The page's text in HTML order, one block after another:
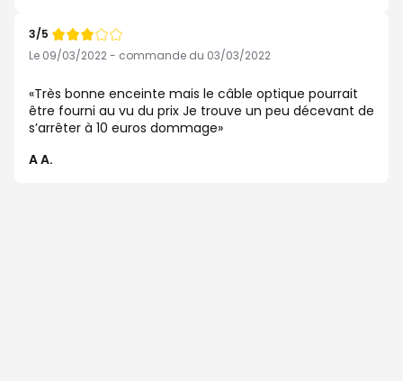
Note
de
3/5
Le 09/03/2022 - commande du 03/03/2022
Très bonne enceinte mais le câble optique pourrait
être fourni au vu du prix Je trouve un peu décevant de
s’arrêter à 10 euros dommage
A A.